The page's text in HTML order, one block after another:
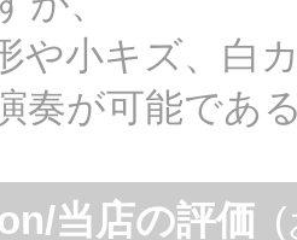
や小キズ、白
奏が可能であ
当店の評価